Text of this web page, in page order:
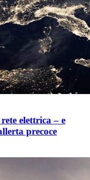
elettrica – e
precoce